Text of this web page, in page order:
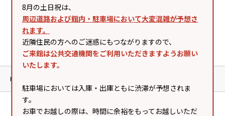
8月の土日祝は、
周辺道路および館内・駐車場において大変混雑が予想さ
れます。
近隣住民の方へのご迷惑にもつながりますので、
ご来館は公共交通機関をご利用いただきますようお願い
いたします。
駐車場においては入庫・出庫ともに渋滞が予想されま
す。
お車でお越しの際は、時間に余裕をもってお越しいただ
HOME